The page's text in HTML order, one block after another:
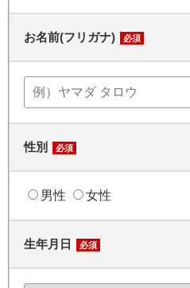
お名前(フリガナ) 必須
性別 必須
男性 女性
生年月日 必須